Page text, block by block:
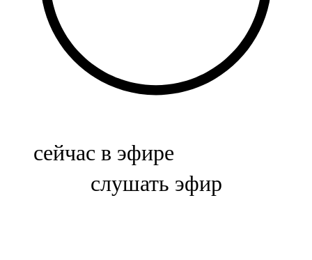
Баулы
107,5 FM
Биләр
Болгар
сейчас в эфире
слушать эфир